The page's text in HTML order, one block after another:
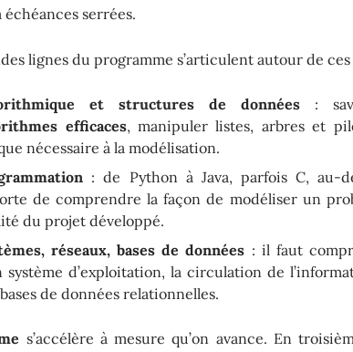
échéances serrées.
lignes du programme s’articulent autour de
et structures de données :
efficaces, manipuler listes, arbres et
nécessaire à la modélisation.
: de Python à Java, parfois C, au-
de comprendre la façon de modéliser un
du projet développé.
réseaux, bases de données : il faut
système d’exploitation, la circulation de
de données relationnelles.
s’accélère à mesure qu’on avance. En